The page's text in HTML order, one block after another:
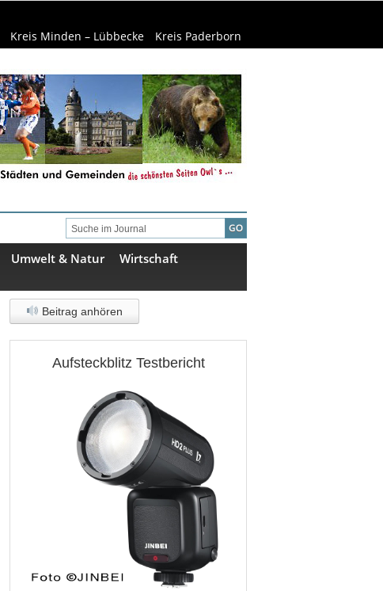
Kreis Minden – Lübbecke Kreis Paderborn
Umwelt & Natur
Wirtschaft
Beitrag anhören
Aufsteckblitz Testbericht